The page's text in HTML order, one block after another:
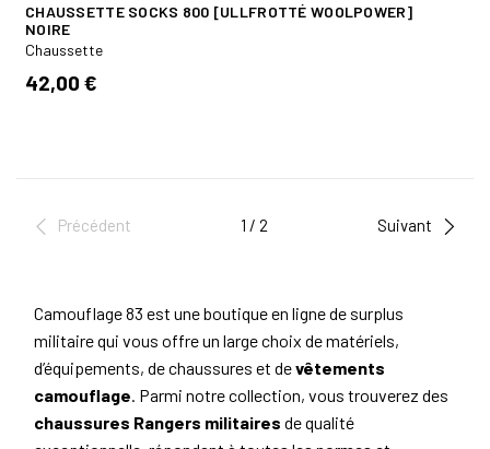
Camouflage 83 est une boutique en ligne de surplus
militaire qui vous offre un large choix de matériels,
d’équipements, de chaussures et devêtements
camouflage. Parmi notre collection, vous trouverez des
chaussures Rangers militaires de qualité
CHAUSSETTE SOCKS 800 [ULLFROTTÉ WOOLPOWER]
NOIRE
Chaussette
42,00 €
Précédent 1 / 2 Suivant